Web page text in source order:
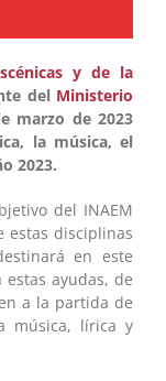
y de la
del Ministerio
marzo de 2023
la música, el
2023.
del INAEM
estas disciplinas
en este
ayudas, de
a la partida de
música, lírica y